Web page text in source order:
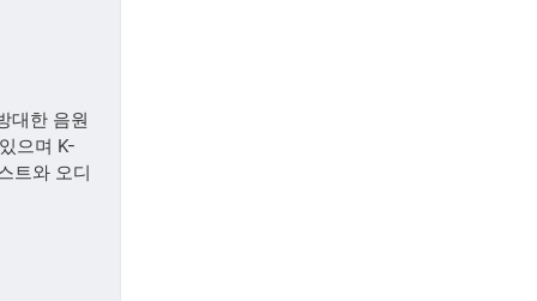
대한 음원
으며 K-
트와 오디